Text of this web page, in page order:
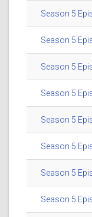
Season 5
Season 5
Season 5
Season 5
Season 5
Season 5
Season 5
Season 5